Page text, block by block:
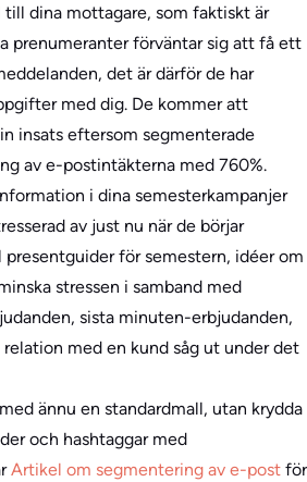
dina mottagare, som faktiskt är
prenumeranter förväntar sig att få ett
det är därför de har
med dig. De kommer att
insats eftersom segmenterade
av e-postintäkterna med 760%.
i dina semesterkampanjer
av just nu när de börjar
för semestern, idéer om
stressen i samband med
sista minuten-erbjudanden,
med en kund såg ut under det
ännu en standardmall, utan krydda
och hashtaggar med
Artikel om segmentering av e-post för